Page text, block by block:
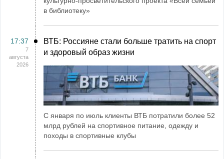
в библиотеку»
17:37
7
августа
2026
ВТБ: Россияне стали больше тратить на спорт
и здоровый образ жизни
С января по июль клиенты ВТБ потратили более 52
млрд рублей на спортивное питание, одежду и
походы в спортивные клубы